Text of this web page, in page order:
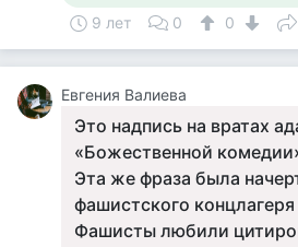
9 лет 0 0
Евгения Валиева
Это надпись на вратах
«Божественной
Эта же фраза была
фашистского
Фашисты любили